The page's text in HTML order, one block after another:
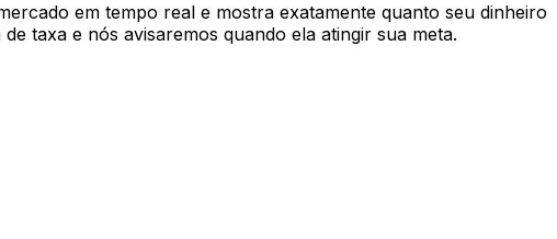
em tempo real e mostra exatamente quanto seu dinheiro
taxa e nós avisaremos quando ela atingir sua meta.